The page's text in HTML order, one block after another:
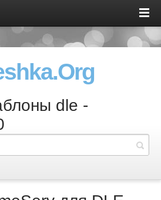
dle -